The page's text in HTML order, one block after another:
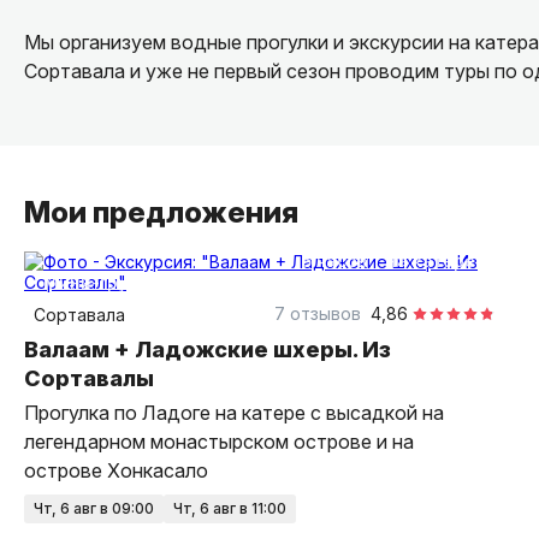
Мы организуем водные прогулки и экскурсии на
Сортавала и уже не первый сезон проводим туры по
Мои предложения
6 часов
на катере
Мини-группа
Сортавала
4,86
7 отзывов
Валаам + Ладожские шхеры. Из
Сортавалы
Прогулка по Ладоге на катере с высадкой на
легендарном монастырском острове и на
острове Хонкасало
чт, 6 авг в 09:00 чт, 6 авг в 11:00